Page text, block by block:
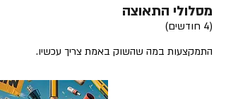
מסלולי התאוצה
(4 חודשים)
התמקצעות במה שהשוק באמת צריך עכשיו.